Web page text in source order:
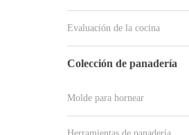
Evaluación de la cocina
Colección de panadería
Molde para hornear